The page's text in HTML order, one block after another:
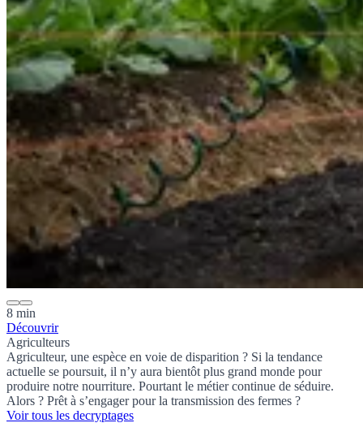
8 min
Découvrir
Agriculteurs
Agriculteur, une espèce en voie de disparition ? Si la tendance
actuelle se poursuit, il n’y aura bientôt plus grand monde pour
produire notre nourriture. Pourtant le métier continue de séduire.
Alors ? Prêt à s’engager pour la transmission des fermes ?
Voir tous les decryptages